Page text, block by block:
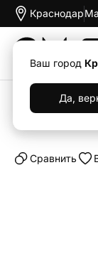
Краснодар
Ваш город
Да,
Клип-
Cравнить